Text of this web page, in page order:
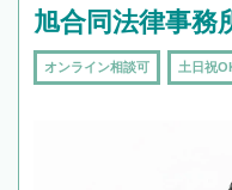
旭合同法律事務
オンライン相談可 土日祝